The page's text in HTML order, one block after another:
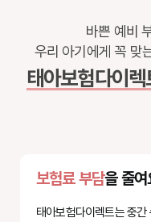
바쁜 예비
우리 아기에게 꼭 맞
태아보험다이렉
보험료 부담을 줄여
태아보험다이렉트는 중